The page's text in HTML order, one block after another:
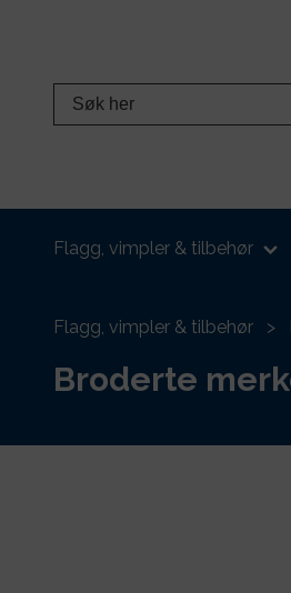
Flagg, vimpler & tilbehør
Flagg, vimpler & tilbehør
Broderte